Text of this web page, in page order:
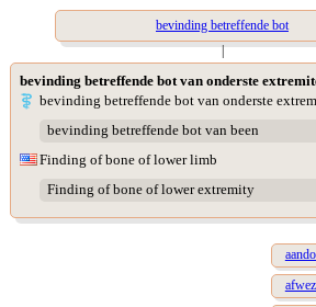
bevinding betreffende bot
|
bevinding betreffende bot van onderste
bevinding betreffende bot van onderste
bevinding betreffende bot van been
Finding of bone of lower limb
Finding of bone of lower extremity